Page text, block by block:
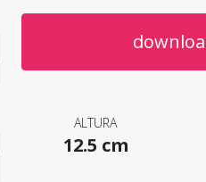
ALTURA
12.5 cm